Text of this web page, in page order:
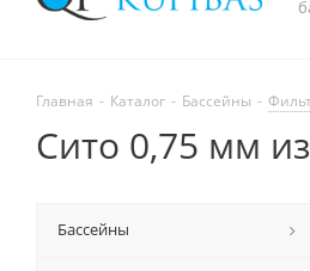
Главная - Каталог - Бассейны -
Сито 0,75 мм
Бассейны